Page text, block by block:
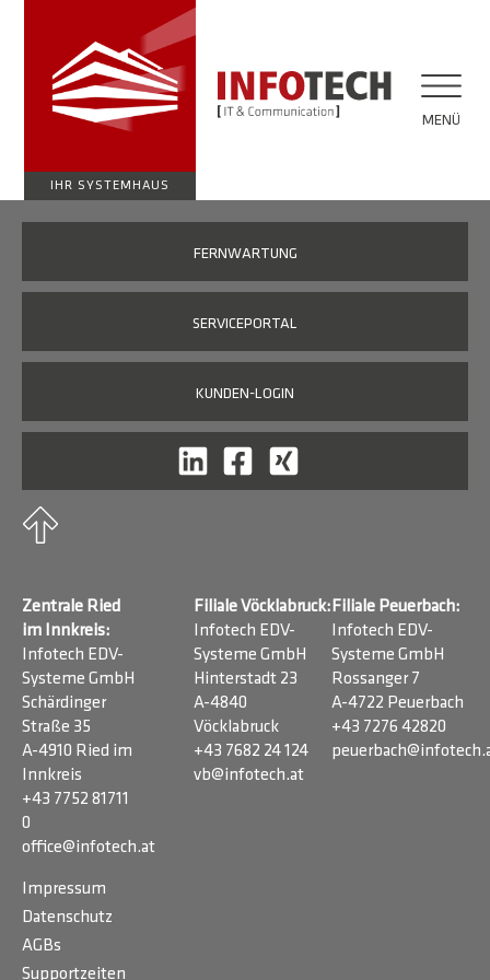
IHR SYSTEMHAUS
MENÜ
FERNWARTUNG
SERVICEPORTAL
KUNDEN-LOGIN
Zentrale Ried
im Innkreis:
Infotech EDV-
Systeme GmbH
Schärdinger
Straße 35
A-4910 Ried im
Innkreis
+43 7752 81711
0
office@infotech.at
Filiale Vöcklabruck:
Infotech EDV-
Systeme GmbH
Hinterstadt 23
A-4840
Vöcklabruck
+43 7682 24 124
vb@infotech.at
Filiale Peuerbach:
Infotech EDV-
Systeme GmbH
Rossanger 7
A-4722 Peuerbach
+43 7276 42820
Impressum
Datenschutz
AGBs
Supportzeiten